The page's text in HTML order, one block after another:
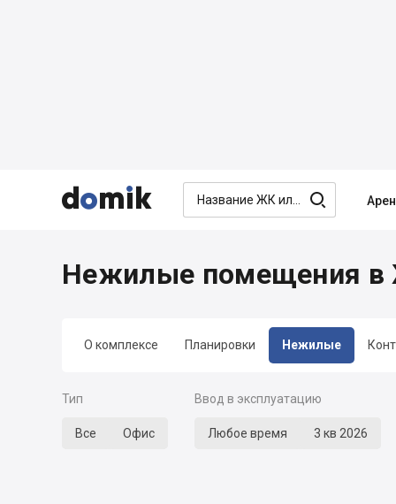


 
О комплексе Планировки Нежилые
Нежилые помещения в
Тип
Все Офис
Ввод в эксплуатацию
Любое время 3 кв 2026